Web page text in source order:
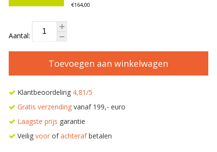
€164,00
Aantal:
Toevoegen aan winkelwagen
Klantbeoordeling 4,81/5
Gratis verzendingvanaf 199,- euro
Laagste prijs garantie
Veilig voorofachterafbetalen